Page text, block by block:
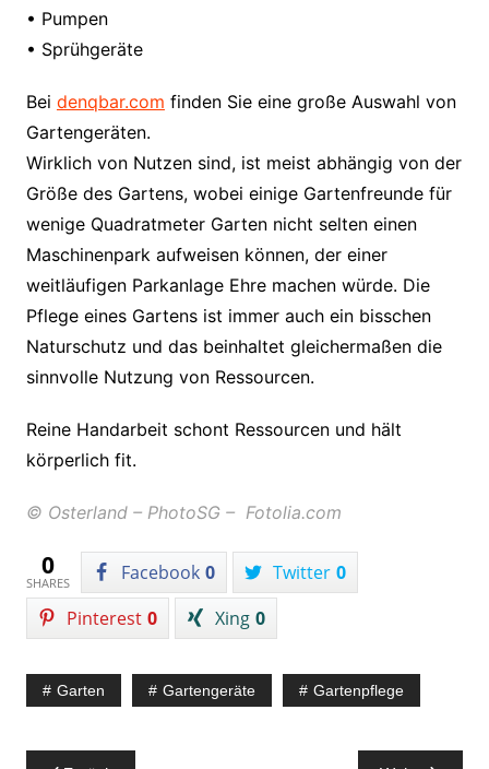
• Pumpen
• Sprühgeräte
Bei denqbar.com finden Sie eine große Auswahl von
Gartengeräten.
Wirklich von Nutzen sind, ist meist abhängig von der
Größe des Gartens, wobei einige Gartenfreunde für
wenige Quadratmeter Garten nicht selten einen
Maschinenpark aufweisen können, der einer
weitläufigen Parkanlage Ehre machen würde. Die
Pflege eines Gartens ist immer auch ein bisschen
Naturschutz und das beinhaltet gleichermaßen die
sinnvolle Nutzung von Ressourcen.
Reine Handarbeit schont Ressourcen und hält
körperlich fit.
© Osterland – PhotoSG – Fotolia.com
0
SHARES Facebook 0 Twitter 0
Pinterest 0 Xing 0
Garten Gartengeräte Gartenpflege